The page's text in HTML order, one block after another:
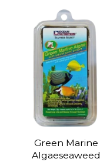
Green Marine
Algaeseaweed